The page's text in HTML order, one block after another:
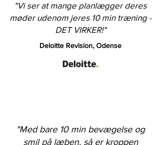
"Vi ser at mange planlægger deres
møder udenom jeres 10 min træning -
DET VIRKER!"
Deloitte Revision, Odense
"Med bare 10 min bevægelse og
smil på læben, så er kroppen